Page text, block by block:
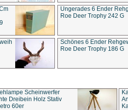
Ungerades 6 Ender
Roe Deer Trophy 242 G
Schönes 6 Ender
Roe Deer Trophy 186 G
Scheinwerfer
Dreibein Holz Stativ
60er